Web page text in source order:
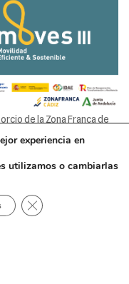
de la Zona Franca de
recibido una ayuda de la
con cargo al Fondo
en el marco del
y Resiliencia, para la
de vehículos
experiencia en
utilizamos o cambiarlas
Cerrar El Banner De